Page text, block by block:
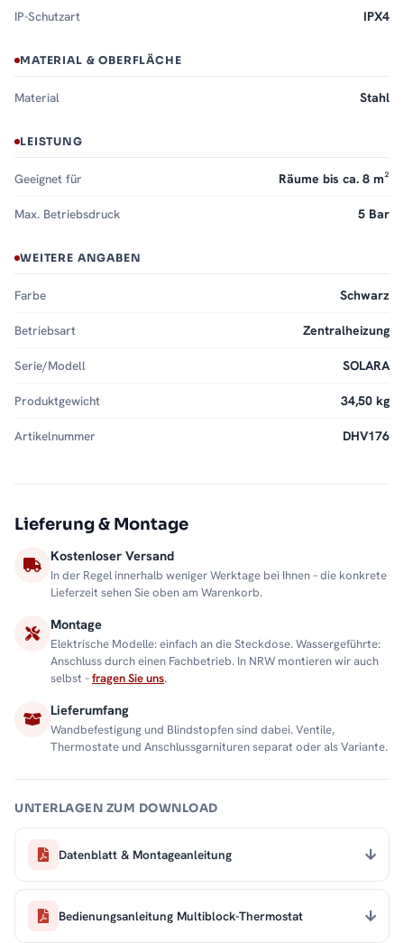
IP-Schutzart IPX4
MATERIAL & OBERFLÄCHE
Material Stahl
LEISTUNG
Geeignet für Räume bis ca. 8 m²
Max. Betriebsdruck 5 Bar
WEITERE ANGABEN
Farbe Schwarz
Betriebsart Zentralheizung
Serie/Modell SOLARA
Produktgewicht 34,50 kg
Artikelnummer DHV176
Lieferung & Montage
Kostenloser Versand
In der Regel innerhalb weniger Werktage bei Ihnen – die konkrete
Lieferzeit sehen Sie oben am Warenkorb.
Montage
Elektrische Modelle: einfach an die Steckdose. Wassergeführte:
Anschluss durch einen Fachbetrieb. In NRW montieren wir auch
selbst –fragen Sie uns.
Lieferumfang
Wandbefestigung und Blindstopfen sind dabei. Ventile,
Thermostate und Anschlussgarnituren separat oder als Variante.
UNTERLAGEN ZUM DOWNLOAD
Datenblatt & Montageanleitung
Bedienungsanleitung Multiblock-Thermostat